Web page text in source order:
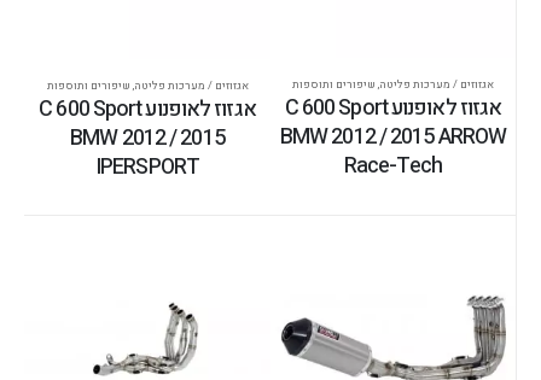
אגזוזים / מערכות פליטה, שיפורים ותוספות
אגזוז לאופנוע C 600 Sport
BMW 2012 / 2015 ARROW
Race-Tech
אגזוזים / מערכות פליטה, שיפורים ותוספות
אגזוז לאופנוע C 600 Sport
BMW 2012 / 2015
IPERSPORT